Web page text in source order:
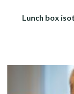
Lunch box